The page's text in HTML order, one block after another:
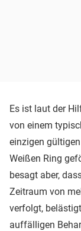
Es ist laut der
von einem
einzigen
Weißen Ring
besagt aber,
Zeitraum von
verfolgt,
auffälligen